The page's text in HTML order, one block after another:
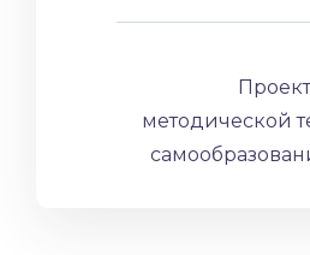
методической